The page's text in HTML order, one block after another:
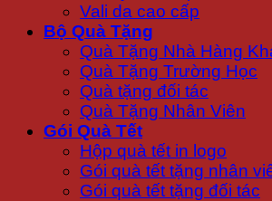
Vali da cao cấp
Bộ Quà Tặng
Quà Tặng Nhà Hàng
Quà Tặng Trường Học
Quà tặng đối tác
Quà Tặng Nhân Viên
Gói Quà Tết
Hộp quà tết in logo
Gói quà tết tặng nhân
Gói quà tết tặng đối tác